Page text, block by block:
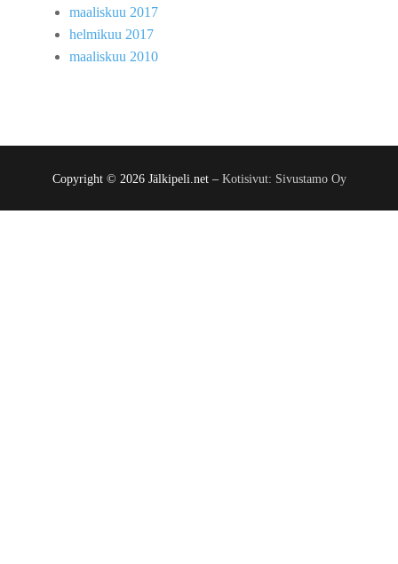
maaliskuu 2017
helmikuu 2017
maaliskuu 2010
Copyright © 2026 Jälkipeli.net – Kotisivut: Sivustamo Oy